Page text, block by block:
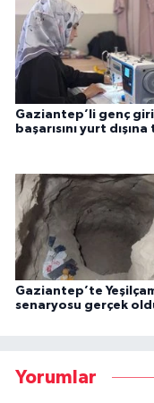
Gaziantep’li genç
başarısını yurt dışına
Gaziantep’te
senaryosu gerçek
Yorumlar